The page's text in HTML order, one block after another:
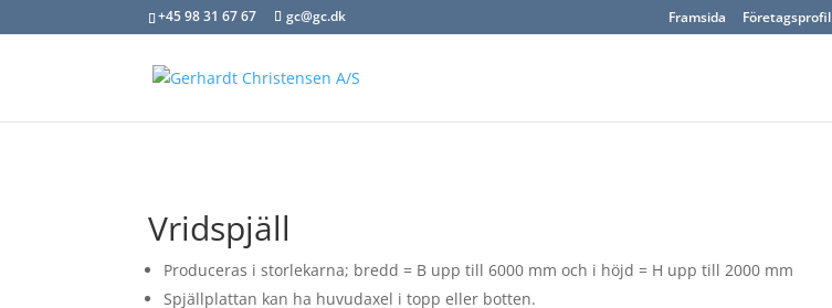
+45 98 31 67 67 gc@gc.dk Framsida Företagsprofil
Vridspjäll
Produceras i storlekarna; bredd = B upp till 6000 mm och i höjd = H upp till 2000 mm
Spjällplattan kan ha huvudaxel i topp eller botten.